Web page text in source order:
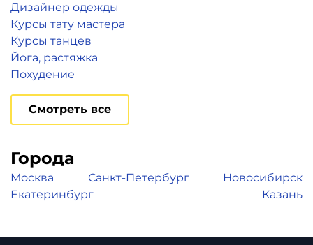
Дизайнер одежды
Курсы тату мастера
Курсы танцев
Йога, растяжка
Похудение
Смотреть все
Города
Москва Санкт-Петербург
Новосибирск
Екатеринбург
Казань